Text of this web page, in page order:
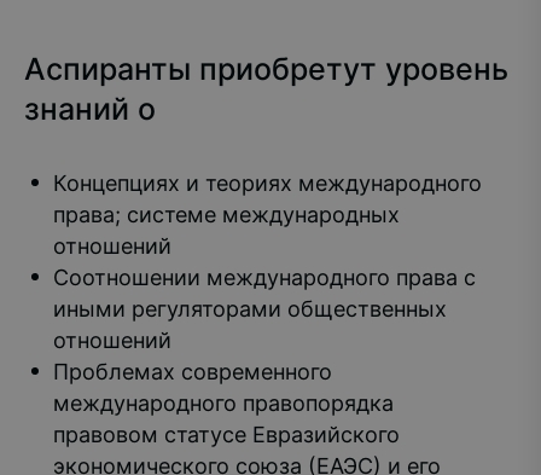
Аспиранты приобретут уровень
знаний о
Концепциях и теориях международного
права; системе международных
отношений
Соотношении международного права с
иными регуляторами общественных
отношений
Проблемах современного
международного правопорядка
правовом статусе Евразийского
экономического союза (ЕАЭС) и его